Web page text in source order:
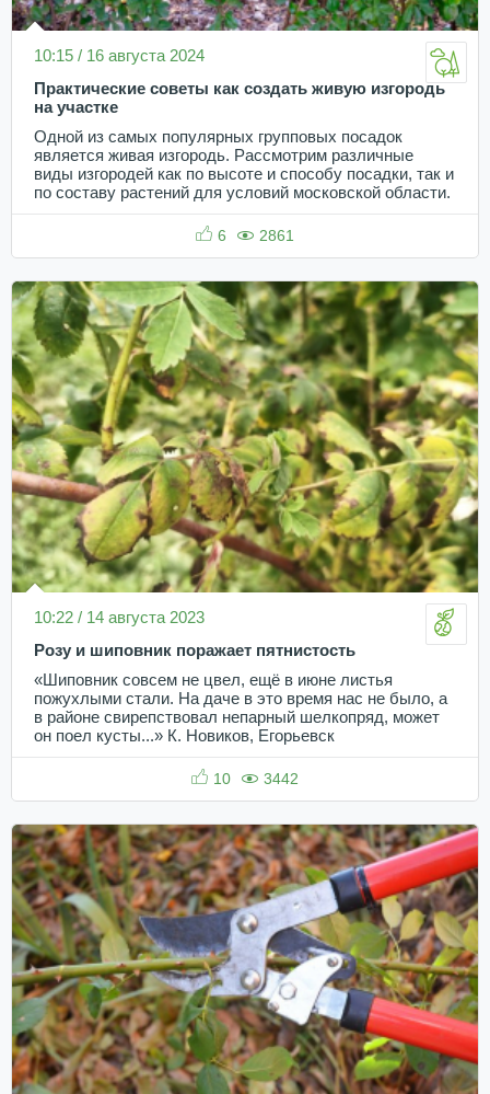
10:15 / 16 августа 2024
Практические советы как создать живую изгородь
на участке
Одной из самых популярных групповых посадок
является живая изгородь. Рассмотрим различные
виды изгородей как по высоте и способу посадки, так и
по составу растений для условий московской области.
6 2861
10:22 / 14 августа 2023
Розу и шиповник поражает пятнистость
«Шиповник совсем не цвел, ещё в июне листья
пожухлыми стали. На даче в это время нас не было, а
в районе свирепствовал непарный шелкопряд, может
он поел кусты...» К. Новиков, Егорьевск
10 3442